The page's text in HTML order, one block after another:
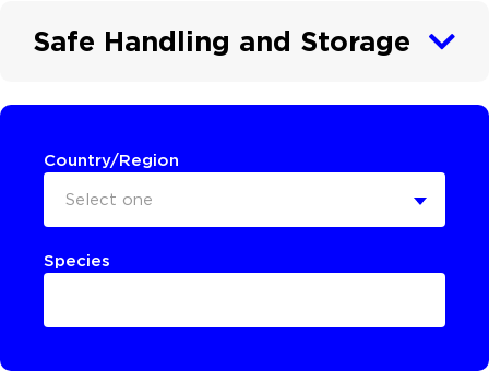
Safe Handling and Storage
Country/Region
Select one
Species